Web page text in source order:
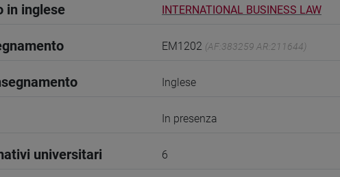
in inglese INTERNATIONAL BUSINESS LAW
EM1202 (AF:383259 AR:211644)
Inglese
In presenza
universitari 6